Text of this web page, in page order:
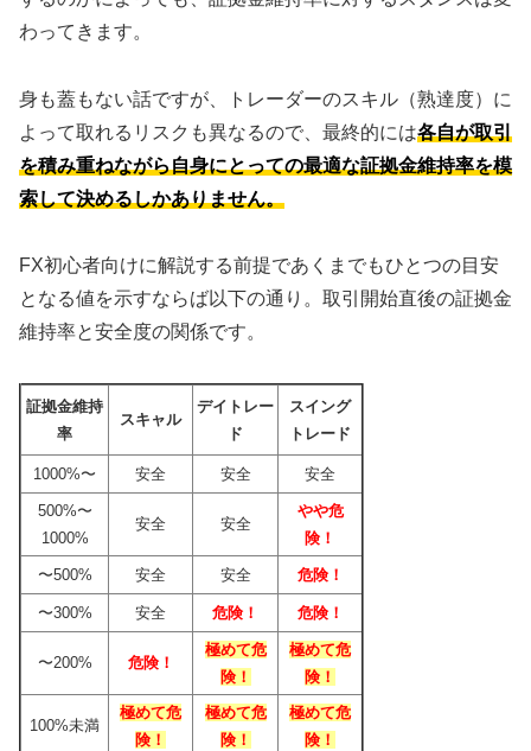
わってきます。
身も蓋もない話ですが、トレーダーのスキル（熟達度）に
よって取れるリスクも異なるので、最終的には各自が取引
を積み重ねながら自身にとっての最適な証拠金維持率を模
索して決めるしかありません。
FX初心者向けに解説する前提であくまでもひとつの目安
となる値を示すならば以下の通り。取引開始直後の証拠金
維持率と安全度の関係です。
証拠金維持
率
スキャル
デイトレー
ド
スイング
トレード
1000%〜 安全 安全 安全
500%〜
1000%
安全 安全
やや危
険！
〜500% 安全 安全 危険！
〜300% 安全 危険！ 危険！
〜200% 危険！
極めて危
険！
極めて危
険！
100%未満
極めて危
険！
極めて危
険！
極めて危
険！